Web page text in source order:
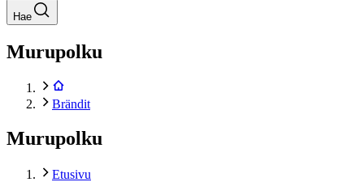
Hae
Murupolku
Brändit
Murupolku
Etusivu